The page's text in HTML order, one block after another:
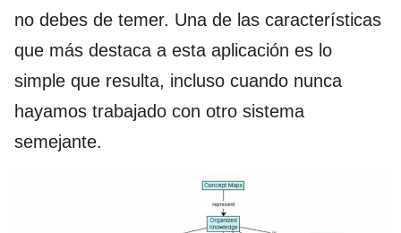
no debes de temer. Una de las características
que más destaca a esta aplicación es lo
simple que resulta, incluso cuando nunca
hayamos trabajado con otro sistema
semejante.